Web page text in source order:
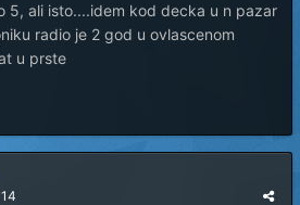
5, ali isto....idem kod decka u n pazar
radio je 2 god u ovlascenom
u prste